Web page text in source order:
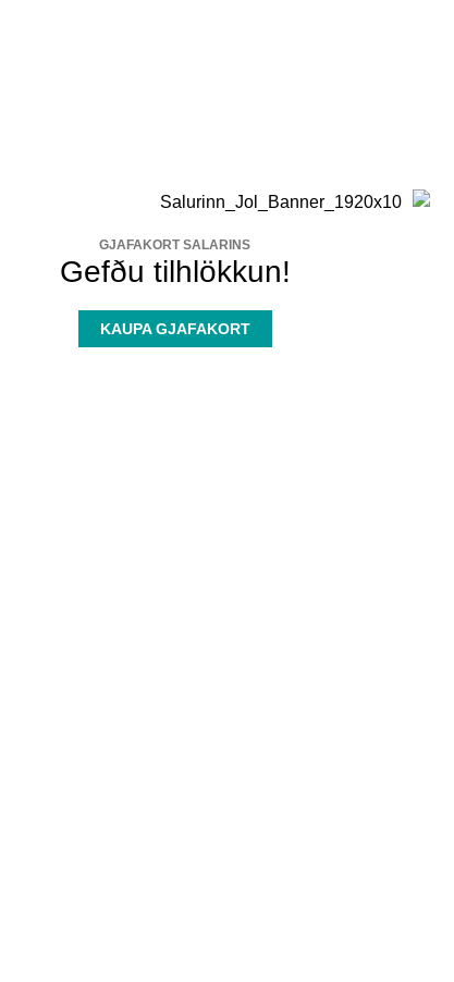
GJAFAKORT SALARINS
Gefðu tilhlökkun!
KAUPA GJAFAKORT